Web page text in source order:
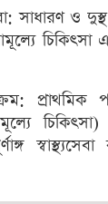
সাধারণ ও
চিকিৎসা
প্রাথমিক